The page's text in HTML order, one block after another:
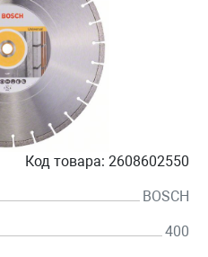
Код товара: 2608602550
BOSCH
400